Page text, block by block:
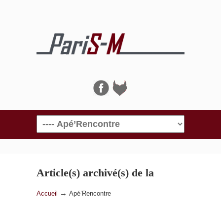
Navigation
Article(s) archivé(s) de la
catégorieApé’Rencontre
Accueil → Apé’Rencontre